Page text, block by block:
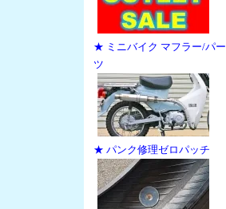
★ ミニバイク マフラー/パー
ツ
★ パンク修理ゼロパッチ